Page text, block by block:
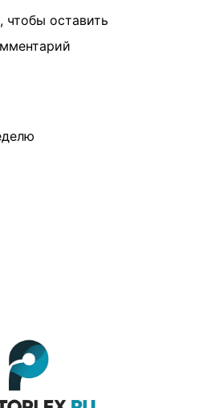
, чтобы оставить